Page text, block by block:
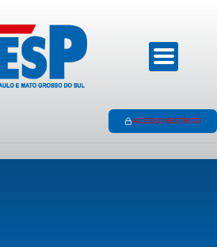
ACESSO RESTRITO